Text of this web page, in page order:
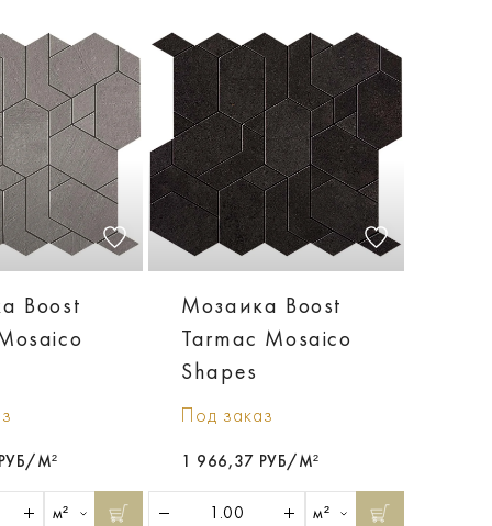
Boost
М²
м²
Мозаика Boost
Tarmac Mosaico
Shapes
Под заказ
1 966,37 РУБ/М²
м²